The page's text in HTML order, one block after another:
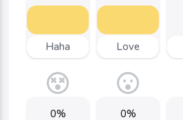
Haha Love
0% 0%